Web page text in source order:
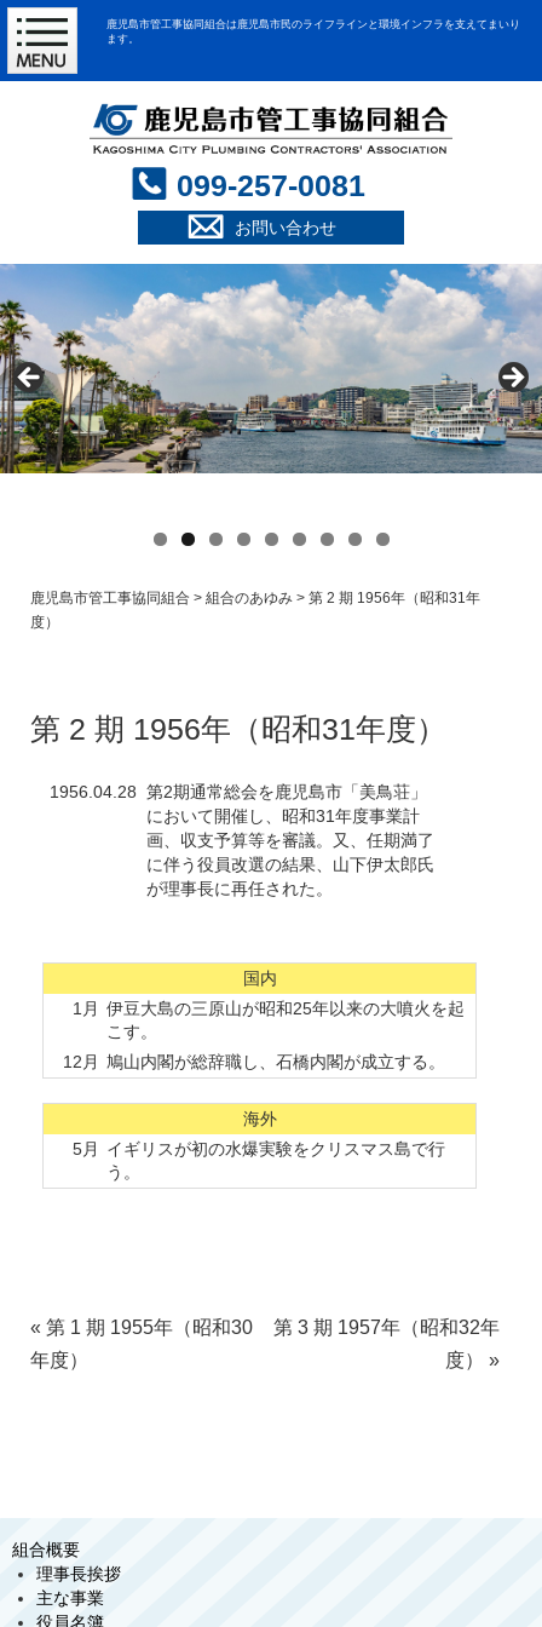
鹿児島市管工事協同組合は鹿児島市民のライフラインと環境インフラを支えてまいり
ます。
099-257-0081
お問い合わせ
鹿児島市管工事協同組合 > 組合のあゆみ > 第 2 期 1956年（昭和31年
度）
第 2 期 1956年（昭和31年度）
1956.04.28 第2期通常総会を鹿児島市「美鳥荘」
において開催し、昭和31年度事業計
画、収支予算等を審議。又、任期満了
に伴う役員改選の結果、山下伊太郎氏
が理事長に再任された。
国内
1月
伊豆大島の三原山が昭和25年以来の大噴火を起
こす。
12月
鳩山内閣が総辞職し、石橋内閣が成立する。
海外
5月
イギリスが初の水爆実験をクリスマス島で行
う。
« 第 1 期 1955年（昭和30
年度）
第 3 期 1957年（昭和32年
度） »
組合概要
理事長挨拶
主な事業
役員名簿